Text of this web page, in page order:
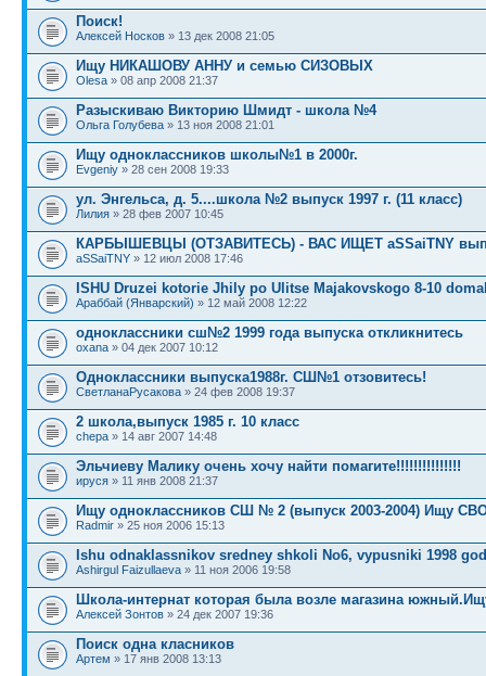
Поиск!
Алексей Носков » 13 дек 2008 21:05
Ищу НИКАШОВУ АННУ и семью СИЗОВЫХ
Olesa » 08 апр 2008 21:37
Разыскиваю Викторию Шмидт - школа №4
Ольга Голубева » 13 ноя 2008 21:01
Ищу одноклассников школы№1 в 2000г.
Evgeniy » 28 сен 2008 19:33
ул. Энгельса, д. 5....школа №2 выпуск 1997 г. (11 класс)
Лилия » 28 фев 2007 10:45
КАРБЫШЕВЦЫ (ОТЗАВИТЕСЬ) - ВАС ИЩЕТ aSSaiTNY
aSSaiTNY » 12 июл 2008 17:46
ISHU Druzei kotorie Jhily po Ulitse Majakovskogo 8-10
Араббай (Январский) » 12 май 2008 12:22
одноклассники сш№2 1999 года выпуска откликнитесь
oxana » 04 дек 2007 10:12
Одноклассники выпуска1988г. СШ№1 отзовитесь!
СветланаРусакова » 24 фев 2008 19:37
2 школа,выпуск 1985 г. 10 класс
chepa » 14 авг 2007 14:48
Эльчиеву Малику очень хочу найти помагите!!!!!!!!!!!!!!!
ируся » 11 янв 2008 21:37
Ищу одноклассников СШ № 2 (выпуск 2003-2004) Ищу
Radmir » 25 ноя 2006 15:13
Ishu odnaklassnikov sredney shkoli No6, vypusniki 1998
Ashirgul Faizullaeva » 11 ноя 2006 19:58
Школа-интернат которая была возле магазина
Алексей Зонтов » 24 дек 2007 19:36
Поиск одна класников
Артем » 17 янв 2008 13:13